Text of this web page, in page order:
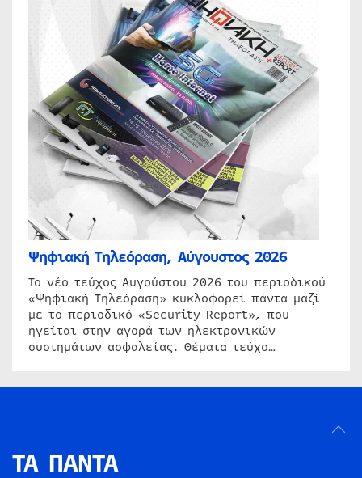
Ψηφιακή Τηλεόραση, Αύγουστος 2026
Το νέο τεύχος Αυγούστου 2026 του περιοδικού
«Ψηφιακή Τηλεόραση» κυκλοφορεί πάντα μαζί
με το περιοδικό «Security Report», που
ηγείται στην αγορά των ηλεκτρονικών
συστημάτων ασφαλείας. Θέματα τεύχο…
ΤΑ ΠΑΝΤΑ